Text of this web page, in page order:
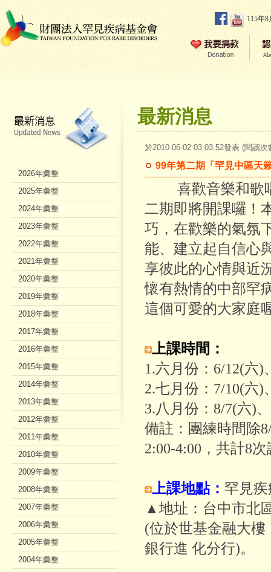
115年
最新消息
於2010-06-02 03:03:52發表 (閱讀次
99年第二期「罕見中區天
喜歡音樂和歌唱
二期即將開課囉！
巧，在歡樂的氣氛
能、建立起自信心
享彼此的心情與近
懷有熱情的中部罕
這個可愛的大家庭
上課時間：
1.六月份：6/12(六)
2.七月份：7/10(六)
3.八月份：8/7(六)
備註：團練時間除
2:00-4:00，共計8
上課地點： 罕見
▲地址：台中市北
(位於世基金融大
銀行進 化分行)。
2026年彙整
2025年彙整
2024年彙整
2023年彙整
2022年彙整
2021年彙整
2020年彙整
2019年彙整
2018年彙整
2017年彙整
2016年彙整
2015年彙整
2014年彙整
2013年彙整
2012年彙整
2011年彙整
2010年彙整
2009年彙整
2008年彙整
2007年彙整
2006年彙整
2005年彙整
2004年彙整